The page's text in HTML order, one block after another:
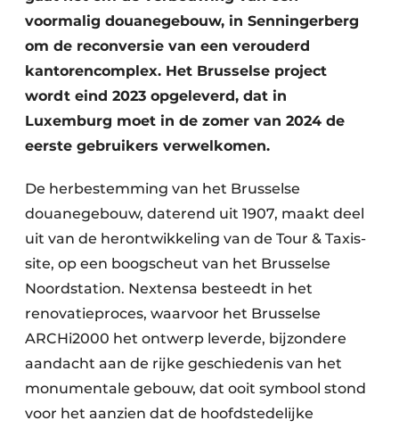
Interieurarchitectuur
Renovatie
Software
Toegangscontrole
Veiligheid & Opleiding
Zonwering
voormalig douanegebouw, in Senningerberg
om de reconversie van een verouderd
kantorencomplex. Het Brusselse project
wordt eind 2023 opgeleverd, dat in
Luxemburg moet in de zomer van 2024 de
eerste gebruikers verwelkomen.
De herbestemming van het Brusselse
douanegebouw, daterend uit 1907, maakt deel
uit van de herontwikkeling van de Tour & Taxis-
site, op een boogscheut van het Brusselse
Noordstation. Nextensa besteedt in het
renovatieproces, waarvoor het Brusselse
ARCHi2000 het ontwerp leverde, bijzondere
aandacht aan de rijke geschiedenis van het
monumentale gebouw, dat ooit symbool stond
voor het aanzien dat de hoofdstedelijke